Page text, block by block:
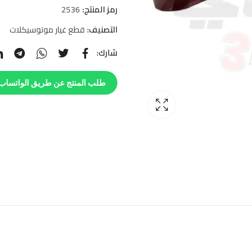
رمز المنتج:2536
التصنيف:قطع غيار موتوسيكلات
شارك:
طلب المنتج عن طريق